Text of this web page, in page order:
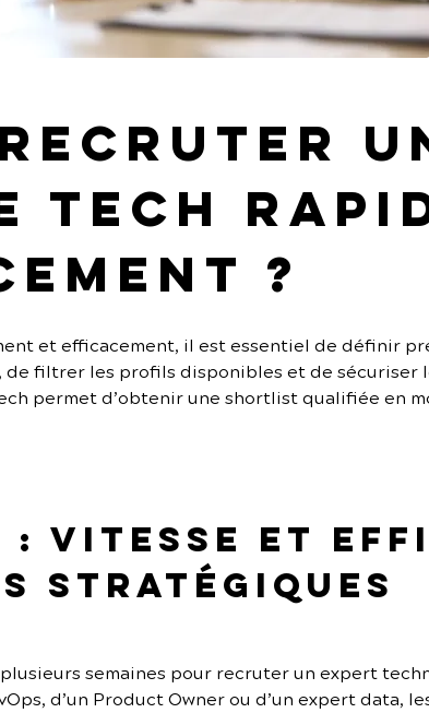
recruter
tech
?
et efficacement, il est essentiel de définir
filtrer les profils disponibles et de sécuriser
permet d’obtenir une shortlist qualifiée en
vitesse et
stratégiques
semaines pour recruter un expert
d’un Product Owner ou d’un expert